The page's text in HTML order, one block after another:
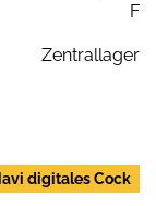
F
Zentrallager
digitales Cock